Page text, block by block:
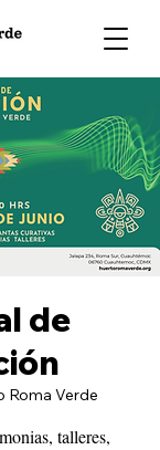
de
Roma Verde
talleres,